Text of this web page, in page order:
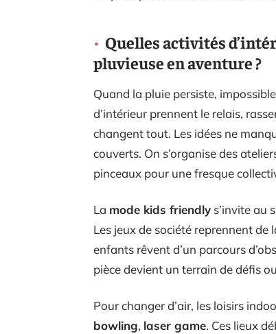
Quelles activités
pluvieuse en aventure ?
Quand la pluie persiste,
d’intérieur prennent le relais,
changent tout. Les idées ne
couverts. On s’organise des
pinceaux pour une fresque
La mode kids friendly s’invite au
Les jeux de société reprennent
enfants rêvent d’un parcours
pièce devient un terrain de défis
Pour changer d’air, les loisirs
bowling, laser game. Ces lieux